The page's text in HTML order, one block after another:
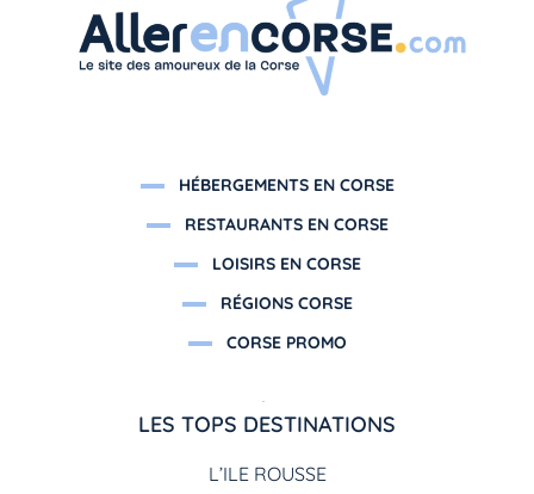
HÉBERGEMENTS EN CORSE
RESTAURANTS EN CORSE
LOISIRS EN CORSE
RÉGIONS CORSE
CORSE PROMO
LES TOPS DESTINATIONS
L’ILE ROUSSE